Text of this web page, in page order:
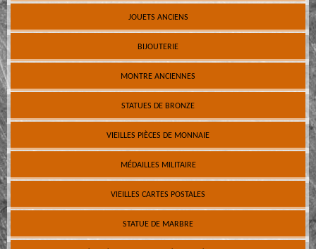
JOUETS ANCIENS
BIJOUTERIE
MONTRE ANCIENNES
STATUES DE BRONZE
VIEILLES PIÈCES DE MONNAIE
MÉDAILLES MILITAIRE
VIEILLES CARTES POSTALES
STATUE DE MARBRE